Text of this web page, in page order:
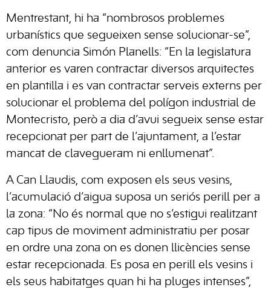
Mentrestant, hi ha “nombrosos problemes
urbanístics que segueixen sense solucionar-se”,
com denuncia Simón Planells: “En la legislatura
anterior es varen contractar diversos arquitectes
en plantilla i es van contractar serveis externs per
solucionar el problema del polígon industrial de
Montecristo, però a dia d’avui segueix sense estar
recepcionat per part de l’ajuntament, a l’estar
mancat de clavegueram ni enllumenat”.
A Can Llaudis, com exposen els seus vesins,
l’acumulació d’aigua suposa un seriós perill per a
la zona: “No és normal que no s’estigui realitzant
cap tipus de moviment administratiu per posar
en ordre una zona on es donen llicències sense
estar recepcionada. Es posa en perill els vesins i
els seus habitatges quan hi ha pluges intenses”,